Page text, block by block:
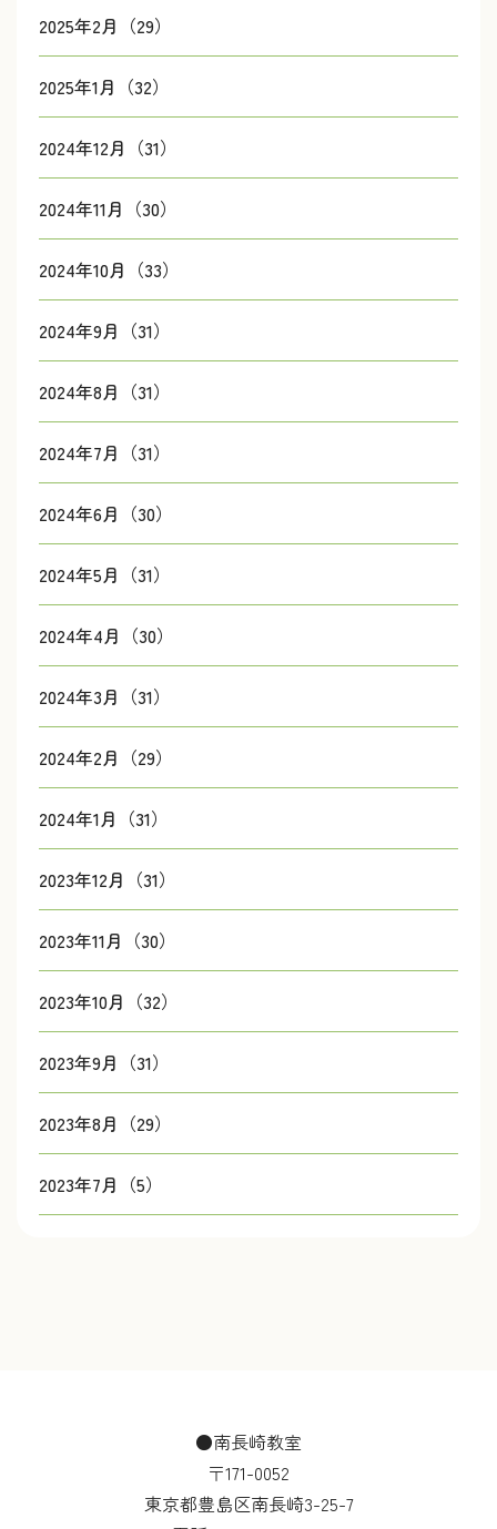
2025年2月（29）
2025年1月（32）
2024年12月（31）
2024年11月（30）
2024年10月（33）
2024年9月（31）
2024年8月（31）
2024年7月（31）
2024年6月（30）
2024年5月（31）
2024年4月（30）
2024年3月（31）
2024年2月（29）
2024年1月（31）
2023年12月（31）
2023年11月（30）
2023年10月（32）
2023年9月（31）
2023年8月（29）
2023年7月（5）
●南長崎教室
〒171-0052
東京都豊島区南長崎3-25-7